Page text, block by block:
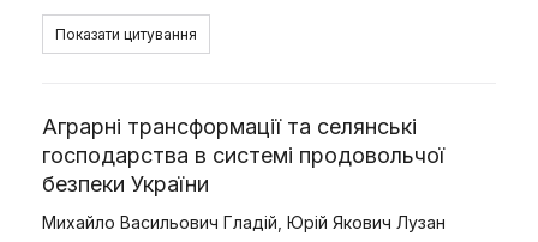
Показати цитування
Аграрні трансформації та селянські
господарства в системі продовольчої
безпеки України
Михайло Васильович Гладій Юрій Якович Лузан